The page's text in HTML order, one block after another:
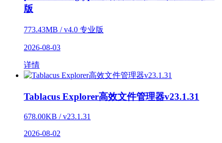
版
773.43MB / v4.0 专业版
2026-08-03
详情
Tablacus Explorer高效文件管理器v23.1.31
678.00KB / v23.1.31
2026-08-02